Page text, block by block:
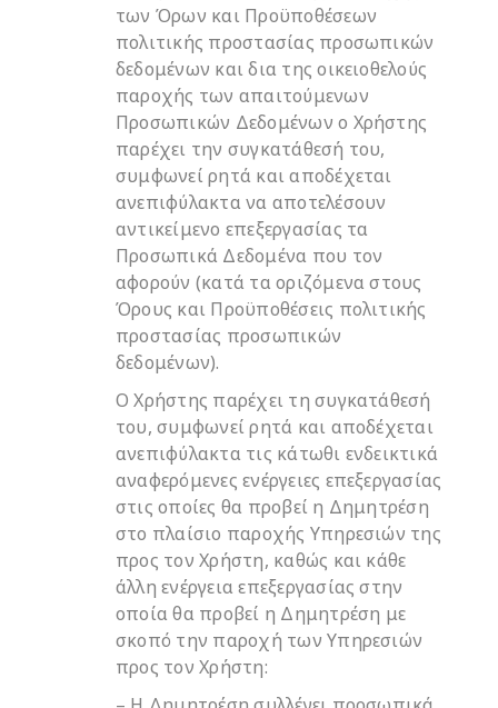
των Όρων και Προϋποθέσεων
πολιτικής προστασίας προσωπικών
δεδομένων και δια της οικειοθελούς
παροχής των απαιτούμενων
Προσωπικών Δεδομένων ο Χρήστης
παρέχει την συγκατάθεσή του,
συμφωνεί ρητά και αποδέχεται
ανεπιφύλακτα να αποτελέσουν
αντικείμενο επεξεργασίας τα
Προσωπικά Δεδομένα που τον
αφορούν (κατά τα οριζόμενα στους
Όρους και Προϋποθέσεις πολιτικής
προστασίας προσωπικών
δεδομένων).
Ο Χρήστης παρέχει τη συγκατάθεσή
του, συμφωνεί ρητά και αποδέχεται
ανεπιφύλακτα τις κάτωθι ενδεικτικά
αναφερόμενες ενέργειες επεξεργασίας
στις οποίες θα προβεί η Δημητρέση
στο πλαίσιο παροχής Υπηρεσιών της
προς τον Χρήστη, καθώς και κάθε
άλλη ενέργεια επεξεργασίας στην
οποία θα προβεί η Δημητρέση με
σκοπό την παροχή των Υπηρεσιών
προς τον Χρήστη: